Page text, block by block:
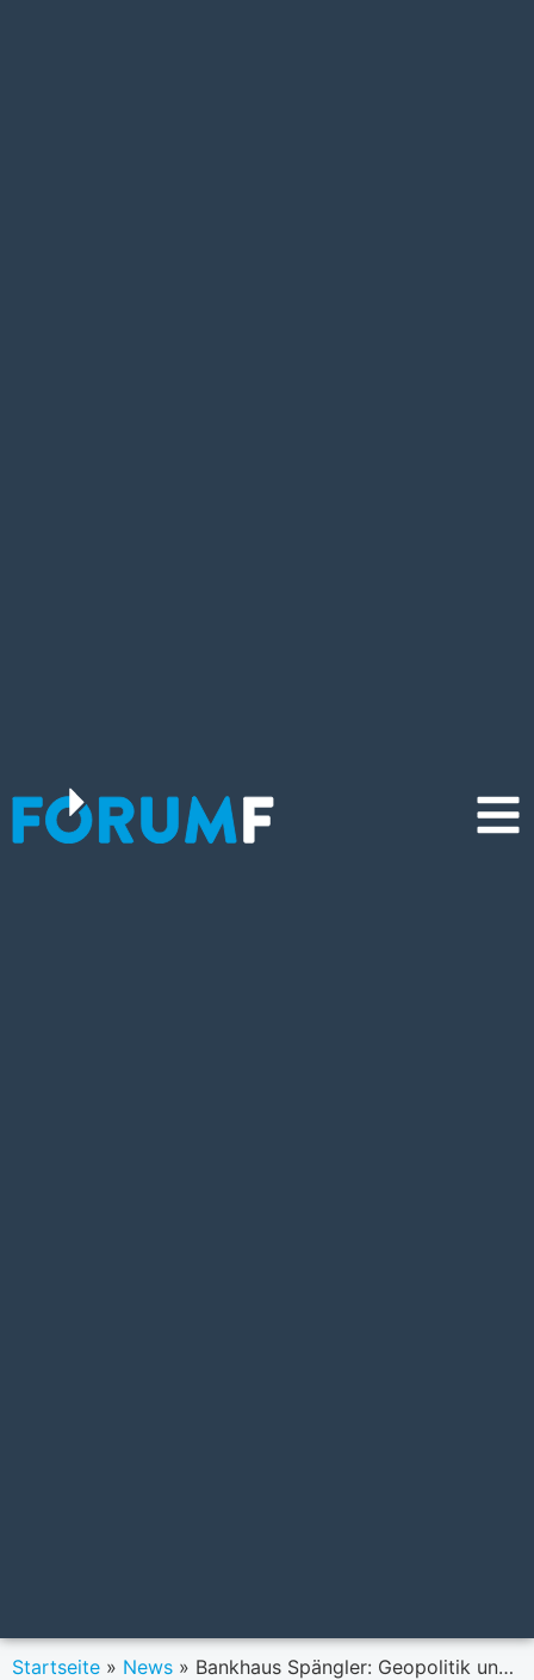
Startseite » News » Bankhaus Spängler: Geopolitik und Welthandel dämpfen Konjunkturaussichten im zweiten Halbjahr 2025